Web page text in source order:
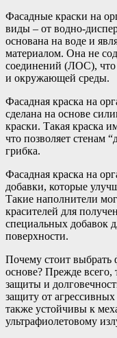
Фасадные краски на
виды – от водно-
основана на воде и
материалом. Она не
соединений (ЛОС), что
и окружающей среды.
Фасадная краска на
сделана на основе
краски. Такая краска
что позволяет стенам
грибка.
Фасадная краска на
добавки, которые
Такие наполнители
красителей для
специальных добавок
поверхности.
Почему стоит выбрать
основе? Прежде
защиты и
защиту от
также устойчивы к
ультрафиолетовому